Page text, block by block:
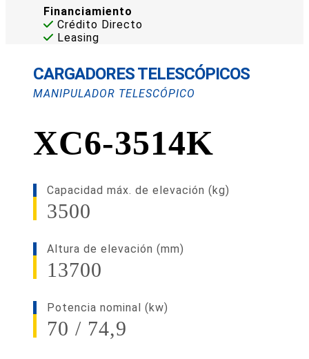
Financiamiento
Crédito Directo
Leasing
CARGADORES TELESCÓPICOS
MANIPULADOR TELESCÓPICO
XC6-3514K
Capacidad máx. de elevación (kg)
3500
Altura de elevación (mm)
13700
Potencia nominal (kw)
70 / 74,9